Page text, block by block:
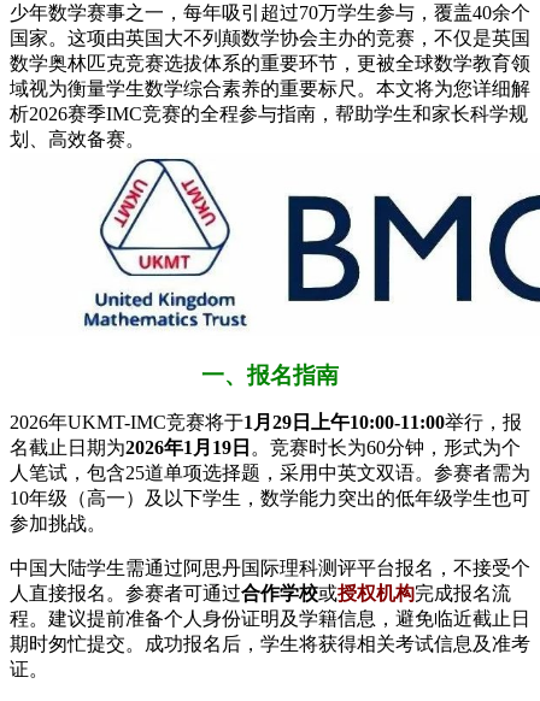
少年数学赛事之一，每年吸引超过70万学生参与，覆盖40余个
国家。这项由英国大不列颠数学协会主办的竞赛，不仅是英国
数学奥林匹克竞赛选拔体系的重要环节，更被全球数学教育领
域视为衡量学生数学综合素养的重要标尺。本文将为您详细解
析2026赛季IMC竞赛的全程参与指南，帮助学生和家长科学规
划、高效备赛。
一、报名指南
2026年UKMT-IMC竞赛将于1月29日上午10:00-11:00举行，报
名截止日期为2026年1月19日 。竞赛时长为60分钟，形式为个
人笔试，包含25道单项选择题，采用中英文双语。参赛者需为
10年级（高一）及以下学生，数学能力突出的低年级学生也可
参加挑战。
中国大陆学生需通过阿思丹国际理科测评平台报名，不接受个
人直接报名。参赛者可通过合作学校或授权机构完成报名流
程。建议提前准备个人身份证明及学籍信息，避免临近截止日
期时匆忙提交。成功报名后，学生将获得相关考试信息及准考
证。